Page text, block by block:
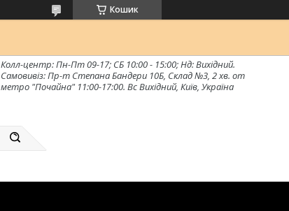
Кошик
Колл-центр: Пн-Пт 09-17; СБ 10:00 - 15:00; Нд: Вихідний.
Самовивіз: Пр-т Степана Бандери 10Б, Склад №3, 2 хв. от
метро "Почайна" 11:00-17:00. Вс Вихідний, Київ, Україна